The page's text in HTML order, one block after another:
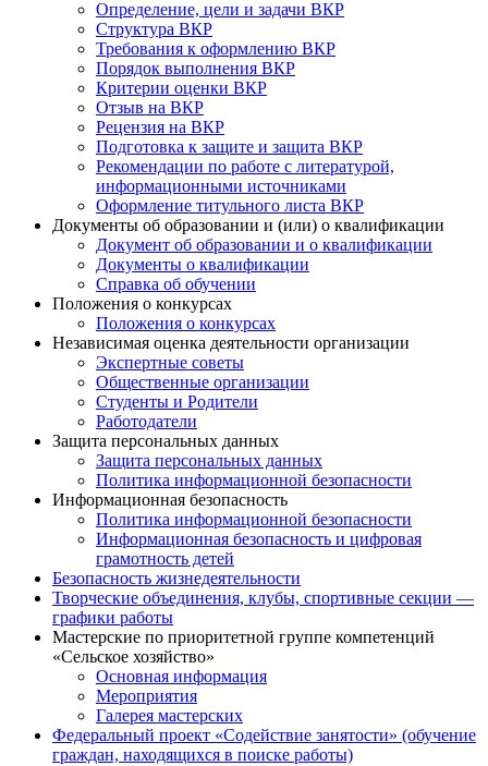
Определение, цели и задачи ВКР
Структура ВКР
Требования к оформлению ВКР
Порядок выполнения ВКР
Критерии оценки ВКР
Отзыв на ВКР
Рецензия на ВКР
Подготовка к защите и защита ВКР
Рекомендации по работе с литературой,
информационными источниками
Оформление титульного листа ВКР
Документы об образовании и (или) о квалификации
Документ об образовании и о квалификации
Документы о квалификации
Справка об обучении
Положения о конкурсах
Положения о конкурсах
Независимая оценка деятельности организации
Экспертные советы
Общественные организации
Студенты и Родители
Работодатели
Защита персональных данных
Защита персональных данных
Политика информационной безопасности
Информационная безопасность
Политика информационной безопасности
Информационная безопасность и цифровая
грамотность детей
Безопасность жизнедеятельности
Творческие объединения, клубы, спортивные секции —
графики работы
Мастерские по приоритетной группе компетенций
«Сельское хозяйство»
Основная информация
Мероприятия
Галерея мастерских
Федеральный проект «Содействие занятости» (обучение
граждан, находящихся в поиске работы)